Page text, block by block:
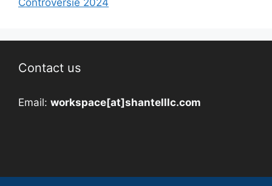
Controversie 2024
Contact us
Email: workspace[at]shantelllc.com